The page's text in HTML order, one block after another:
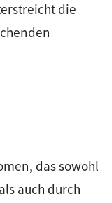
die
das sowohl
auch durch